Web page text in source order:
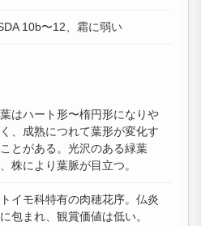
10b〜12、霜に弱い
はハート形〜楕円形になりや
、成熟につれて葉形が変化す
とがある。光沢のある緑葉
株により葉脈が目立つ。
イモ科特有の肉穂花序。仏炎
包まれ、観賞価値は低い。